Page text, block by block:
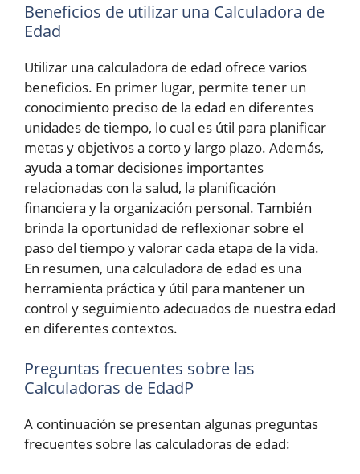
Beneficios de utilizar una Calculadora de
Edad
Utilizar una calculadora de edad ofrece varios
beneficios. En primer lugar, permite tener un
conocimiento preciso de la edad en diferentes
unidades de tiempo, lo cual es útil para planificar
metas y objetivos a corto y largo plazo. Además,
ayuda a tomar decisiones importantes
relacionadas con la salud, la planificación
financiera y la organización personal. También
brinda la oportunidad de reflexionar sobre el
paso del tiempo y valorar cada etapa de la vida.
En resumen, una calculadora de edad es una
herramienta práctica y útil para mantener un
control y seguimiento adecuados de nuestra edad
en diferentes contextos.
Preguntas frecuentes sobre las
Calculadoras de EdadP
A continuación se presentan algunas preguntas
frecuentes sobre las calculadoras de edad: